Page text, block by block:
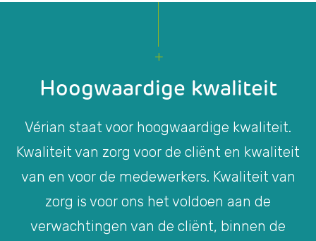
Hoogwaardige kwaliteit
Vérian staat voor hoogwaardige kwaliteit.
Kwaliteit van zorg voor de cliënt en kwaliteit
van en voor de medewerkers. Kwaliteit van
zorg is voor ons het voldoen aan de
verwachtingen van de cliënt, binnen de